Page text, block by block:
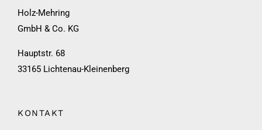
Holz-Mehring
GmbH & Co. KG
Hauptstr. 68
33165 Lichtenau-Kleinenberg
KONTAKT